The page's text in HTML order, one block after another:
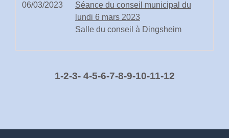
06/03/2023
Séance du conseil municipal du
lundi 6 mars 2023
Salle du conseil à Dingsheim
1-2-3- 4-5-6-7-8-9-10-11-12